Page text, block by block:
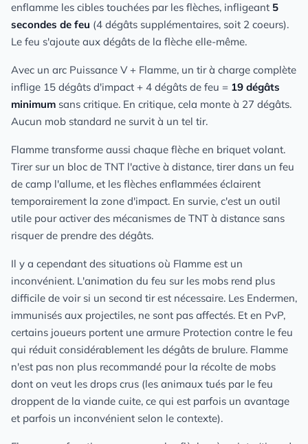
enflamme les cibles touchées par les flèches, infligeant 5
secondes de feu (4 dégâts supplémentaires, soit 2 coeurs).
Le feu s'ajoute aux dégâts de la flèche elle-même.
Avec un arc Puissance V + Flamme, un tir à charge complète
inflige 15 dégâts d'impact + 4 dégâts de feu = 19 dégâts
minimum sans critique. En critique, cela monte à 27 dégâts.
Aucun mob standard ne survit à un tel tir.
Flamme transforme aussi chaque flèche en briquet volant.
Tirer sur un bloc de TNT l'active à distance, tirer dans un feu
de camp l'allume, et les flèches enflammées éclairent
temporairement la zone d'impact. En survie, c'est un outil
utile pour activer des mécanismes de TNT à distance sans
risquer de prendre des dégâts.
Il y a cependant des situations où Flamme est un
inconvénient. L'animation du feu sur les mobs rend plus
difficile de voir si un second tir est nécessaire. Les Endermen,
immunisés aux projectiles, ne sont pas affectés. Et en PvP,
certains joueurs portent une armure Protection contre le feu
qui réduit considérablement les dégâts de brulure. Flamme
n'est pas non plus recommandé pour la récolte de mobs
dont on veut les drops crus (les animaux tués par le feu
droppent de la viande cuite, ce qui est parfois un avantage
et parfois un inconvénient selon le contexte).